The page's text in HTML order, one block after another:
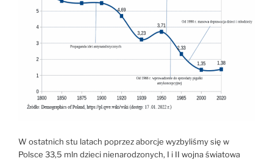
W ostatnich stu latach poprzez aborcje wyzbyliśmy się w
Polsce 33,5 mln dzieci nienarodzonych, I i II wojna światowa